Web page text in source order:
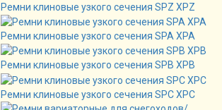
Ремни клиновые узкого сечения SPZ XPZ
Ремни клиновые узкого сечения SPA XPA
Ремни клиновые узкого сечения SPB XPB
Ремни клиновые узкого сечения SPC XPC